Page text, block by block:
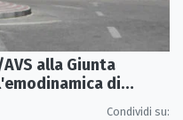
alla Giunta
di
Condividi su: